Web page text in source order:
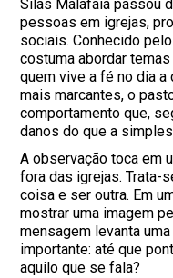
Silas Malafaia passou
pessoas em igrejas,
sociais. Conhecido
costuma abordar
quem vive a fé no dia a
mais marcantes, o
comportamento que,
danos do que a
A observação toca em
fora das igrejas. Trata-
coisa e ser outra. Em
mostrar uma imagem
mensagem levanta
importante: até que
aquilo que se fala?